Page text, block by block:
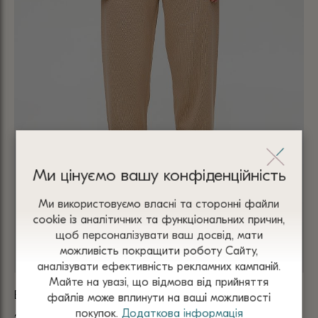
БРЮКИ БЕЖЕВІ 4151
Ми цінуємо вашу конфіденційність
Ми використовуємо власні та сторонні файли
сооkіе із аналітичних та функціональних причин,
щоб персоналізувати ваш досвід, мати
можливість покращити роботу Сайту,
аналізувати ефективність рекламних кампаній.
Майте на увазі, що відмова від прийняття
файлів може вплинути на ваші можливості
покупок. Додаткова інформація